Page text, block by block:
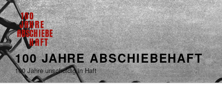
100 JAHRE ABSCHIEBEHAFT
100 Jahre unschuldig in Haft